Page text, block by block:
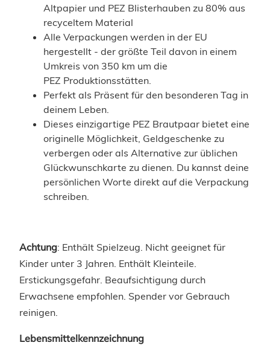
Altpapier und PEZ Blisterhauben zu 80% aus
recyceltem Material
Alle Verpackungen werden in der EU
hergestellt - der größte Teil davon in einem
Umkreis von 350 km um die
PEZ Produktionsstätten.
Perfekt als Präsent für den besonderen Tag in
deinem Leben.
Dieses einzigartige PEZ Brautpaar bietet eine
originelle Möglichkeit, Geldgeschenke zu
verbergen oder als Alternative zur üblichen
Glückwunschkarte zu dienen. Du kannst deine
persönlichen Worte direkt auf die Verpackung
schreiben.
Achtung: Enthält Spielzeug. Nicht geeignet für
Kinder unter 3 Jahren. Enthält Kleinteile.
Erstickungsgefahr. Beaufsichtigung durch
Erwachsene empfohlen. Spender vor Gebrauch
reinigen.
Lebensmittelkennzeichnung